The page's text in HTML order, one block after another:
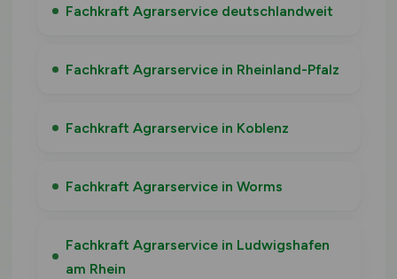
Fachkraft Agrarservice deutschlandweit
Fachkraft Agrarservice in Rheinland-Pfalz
Fachkraft Agrarservice in Koblenz
Fachkraft Agrarservice in Worms
Fachkraft Agrarservice in Ludwigshafen
am Rhein